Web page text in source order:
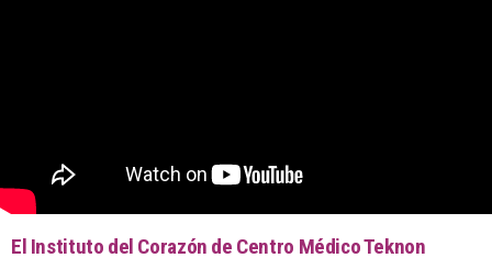
El Instituto del Corazón de Centro Médico Teknon